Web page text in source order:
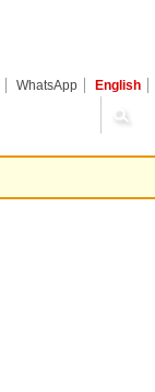
WhatsApp English